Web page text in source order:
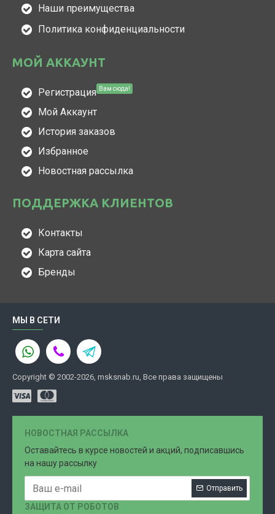
Наши преимущества
Политика конфиденциальности
МОЙ АККАУНТ
Регистрация Вам сюда!
Мой Аккаунт
История заказов
Избранное
Новостная рассылка
ПОДДЕРЖКА КЛИЕНТОВ
Контакты
Карта сайта
Бренды
МЫ В СЕТИ
Copyright © 2002-2026, msksnab.ru, Все права защищены
НОВОСТНАЯ РАССЫЛКА
Оставайтесь в курсе новостей и акций, подписавшись
на нашу рассылку
Отправить
ЗАЩИТА ОТ РОБОТОВ